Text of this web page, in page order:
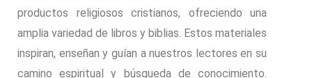
productos religiosos cristianos, ofreciendo una
amplia variedad de libros y biblias. Estos materiales
inspiran, enseñan y guían a nuestros lectores en su
camino espiritual y búsqueda de conocimiento.